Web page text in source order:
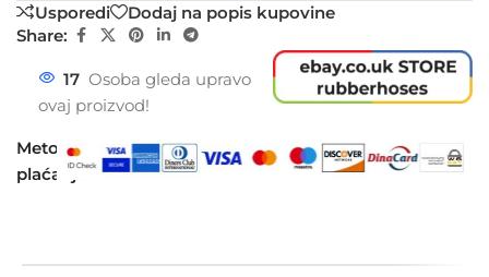
Usporedi
Dodaj na popis kupovine
Share:
17 Osoba gleda upravo
ovaj proizvod!
Metode
plaćanja: